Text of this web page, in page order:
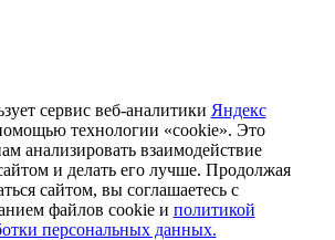
сервис веб-аналитики Яндекс
технологии «cookie». Это
анализировать взаимодействие
и делать его лучше. Продолжая
сайтом, вы соглашаетесь с
файлов cookie и политикой
персональных данных.